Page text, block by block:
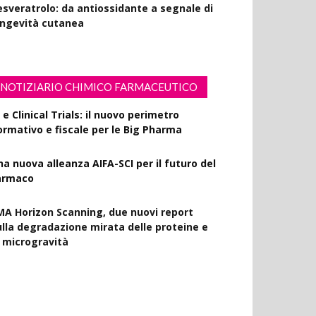
da antiossidante a segnale di
cutanea
NOTIZIARIO CHIMICO FARMACEUTICO
e Clinical Trials: il nuovo perimetro
e fiscale per le Big Pharma
nuova alleanza AIFA-SCI per il futuro del
Horizon Scanning, due nuovi report
degradazione mirata delle proteine e
microgravità